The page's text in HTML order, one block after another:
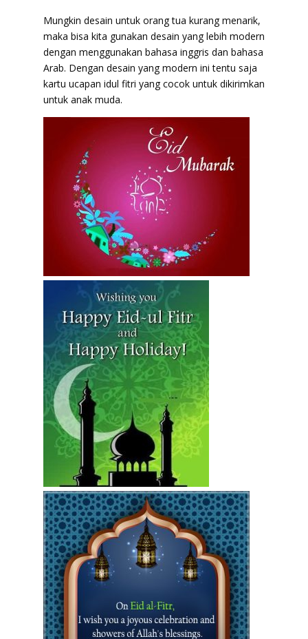
Mungkin desain untuk orang tua kurang menarik,
maka bisa kita gunakan desain yang lebih modern
dengan menggunakan bahasa inggris dan bahasa
Arab. Dengan desain yang modern ini tentu saja
kartu ucapan idul fitri yang cocok untuk dikirimkan
untuk anak muda.